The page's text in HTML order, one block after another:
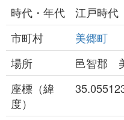
時代・年代
江戸時代
市町村
美郷町
場所
邑智郡
座標（緯
度）